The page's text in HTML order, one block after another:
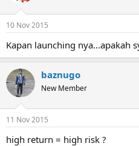
s
10 Nov 2015
Kapan launching nya...apakah
baznugo
New Member
11 Nov 2015
high return = high risk ?